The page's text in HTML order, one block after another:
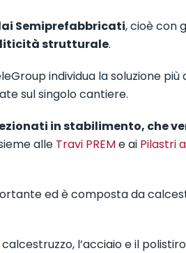
Semiprefabbricati, cioè con
strutturale.
individua la soluzione
sul singolo cantiere.
in stabilimento, che
alle Travi PREMe ai Pilastri
ed è composta da
l’acciaio e il